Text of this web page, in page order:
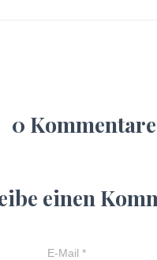
0 Kommentare
einen
E-Mail*